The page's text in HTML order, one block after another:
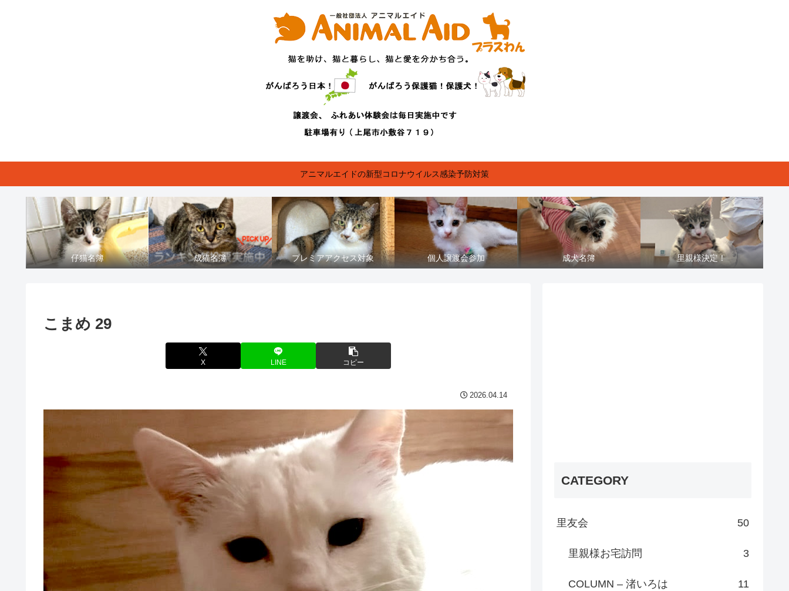
アニマルエイドの新型コロナウイルス感染予防対策
仔猫名簿 成猫名簿 プレミアアクセス対象 個人譲渡会参加 成犬名簿 里親様決定！
こまめ 29
X LINE コピー
2026.04.14
CATEGORY
里友会 50
里親様お宅訪問 3
COLUMN – 渚いろは 11